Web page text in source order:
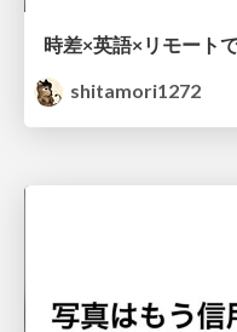
時差×英語×リモート
shitamori1272